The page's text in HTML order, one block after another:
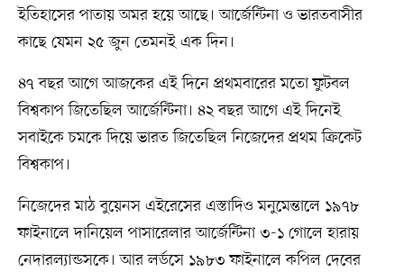
ইতিহাসের পাতায় অমর হয়ে আছে। আর্জেন্টিনা ও ভারতবাসীর
কাছে যেমন ২৫ জুন তেমনই এক দিন।
৪৭ বছর আগে আজকের এই দিনে প্রথমবারের মতো ফুটবল
বিশ্বকাপ জিতেছিল আর্জেন্টিনা। ৪২ বছর আগে এই দিনেই
সবাইকে চমকে দিয়ে ভারত জিতেছিল নিজেদের প্রথম ক্রিকেট
বিশ্বকাপ।
নিজেদের মাঠ বুয়েনস এইরেসের এস্তাদিও মনুমেন্তালে ১৯৭৮
ফাইনালে দানিয়েল পাসারেলার আর্জেন্টিনা ৩-১ গোলে হারায়
নেদারল্যান্ডসকে। আর লর্ডসে ১৯৮৩ ফাইনালে কপিল দেবের